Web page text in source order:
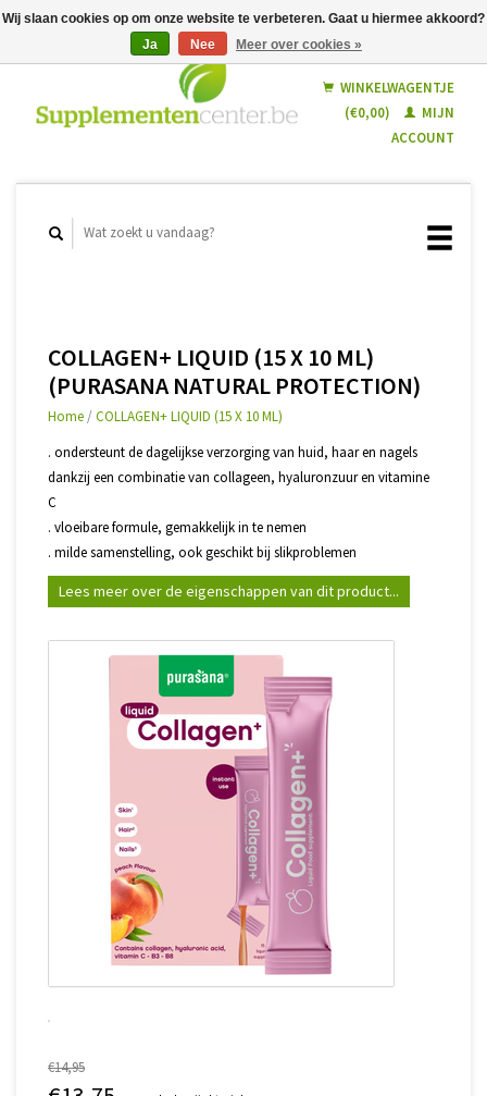
Nederlands
WINKELWAGENTJE
(€0,00)
MIJN
ACCOUNT
COLLAGEN+ LIQUID (15 X 10 ML)
(PURASANA NATURAL PROTECTION)
Home /COLLAGEN+ LIQUID (15 X 10 ML)
. ondersteunt de dagelijkse verzorging van huid, haar en nagels
dankzij een combinatie van collageen, hyaluronzuur en vitamine
C
. vloeibare formule, gemakkelijk in te nemen
. milde samenstelling, ook geschikt bij slikproblemen
Lees meer over de eigenschappen van dit product...
€14,95
Wij slaan cookies op om onze website te verbeteren. Gaat u hiermee akkoord?
Ja
Nee Meer over cookies »